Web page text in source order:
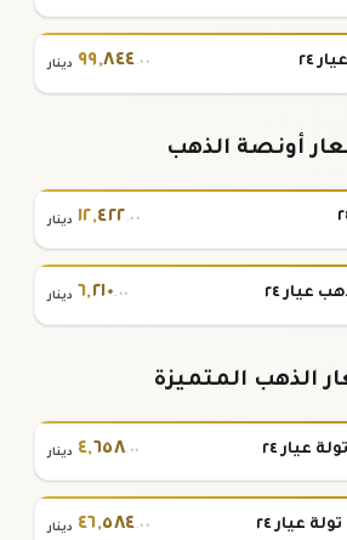
٢٤ ٩٩,٨٤٤.٠٠ دينار
أونصة الذهب
١٢,٤٢٢.٠٠ دينار
٢٤ ٦,٢١٠.٠٠ دينار
الذهب المتميزة
٤,٦٥٨.٠٠ دينار
٤٦,٥٨٤.٠٠ دينار